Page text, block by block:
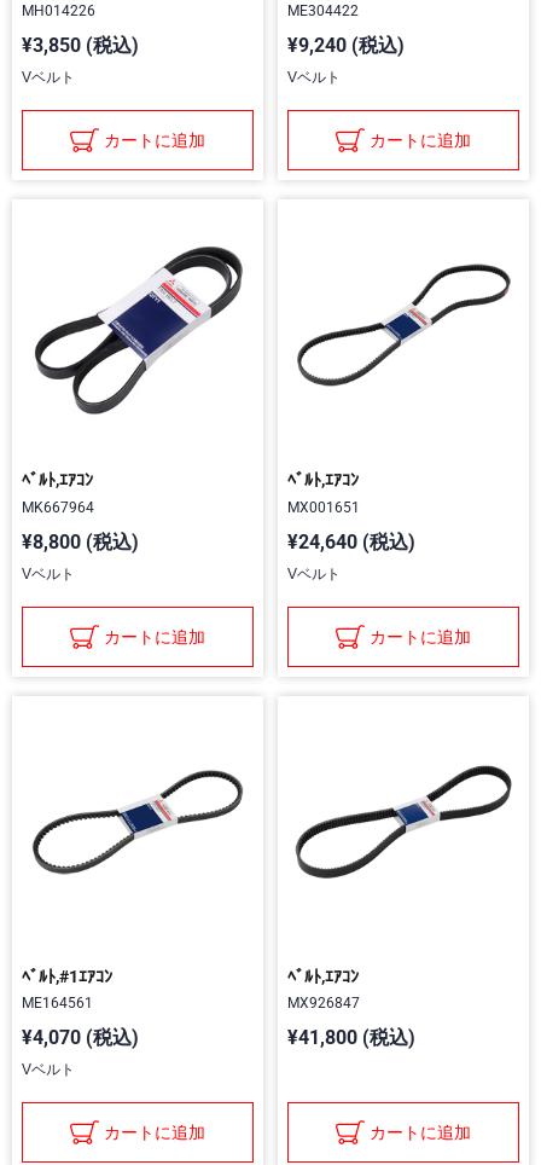
MH014226
¥3,850 (税込)
Vベルト
カートに追加
ME304422
¥9,240 (税込)
Vベルト
カートに追加
ﾍﾞﾙﾄ,ｴｱｺﾝ
MK667964
¥8,800 (税込)
Vベルト
カートに追加
ﾍﾞﾙﾄ,ｴｱｺﾝ
MX001651
¥24,640 (税込)
Vベルト
カートに追加
ﾍﾞﾙﾄ,#1ｴｱｺﾝ
ME164561
¥4,070 (税込)
Vベルト
カートに追加
ﾍﾞﾙﾄ,ｴｱｺﾝ
MX926847
¥41,800 (税込)
カートに追加